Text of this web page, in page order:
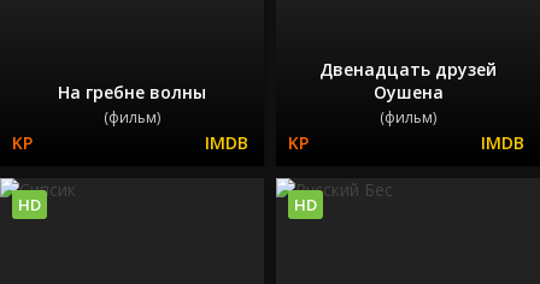
На гребне волны
(фильм)
Двенадцать друзей
Оушена
(фильм)
HD HD